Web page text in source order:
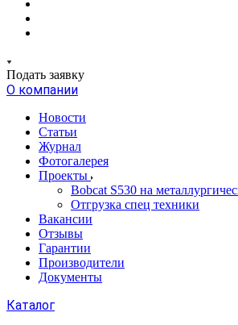
Подать заявку
О компании
Новости
Статьи
Журнал
Фотогалерея
Проекты
Bobcat S530 на
Отгрузка спец техники
Вакансии
Отзывы
Гарантии
Производители
Документы
Каталог